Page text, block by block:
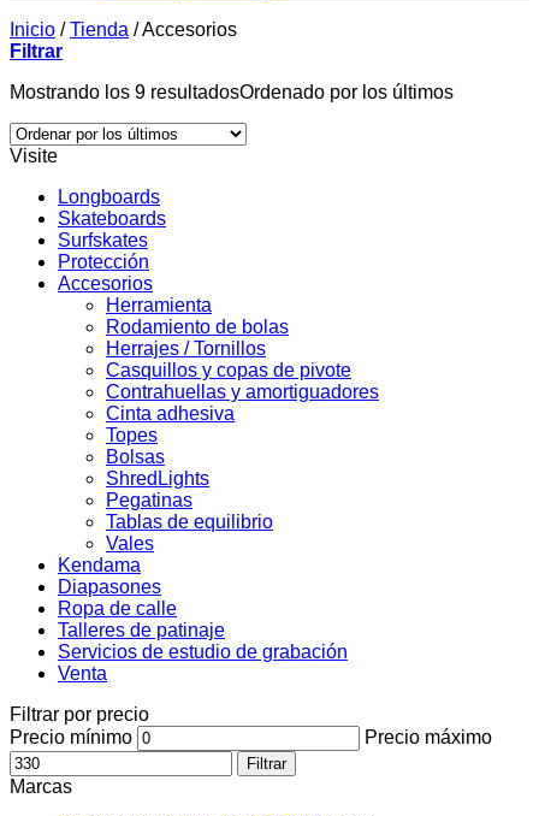
Inicio / Tienda /Accesorios
Filtrar
Mostrando los 9 resultadosOrdenado por los últimos
Visite
Longboards
Skateboards
Surfskates
Protección
Accesorios
Herramienta
Rodamiento de bolas
Herrajes / Tornillos
Casquillos y copas de pivote
Contrahuellas y amortiguadores
Cinta adhesiva
Topes
Bolsas
ShredLights
Pegatinas
Tablas de equilibrio
Vales
Kendama
Diapasones
Ropa de calle
Talleres de patinaje
Servicios de estudio de grabación
Venta
Filtrar por precio
Precio mínimo
Precio máximo
Filtrar
Marcas